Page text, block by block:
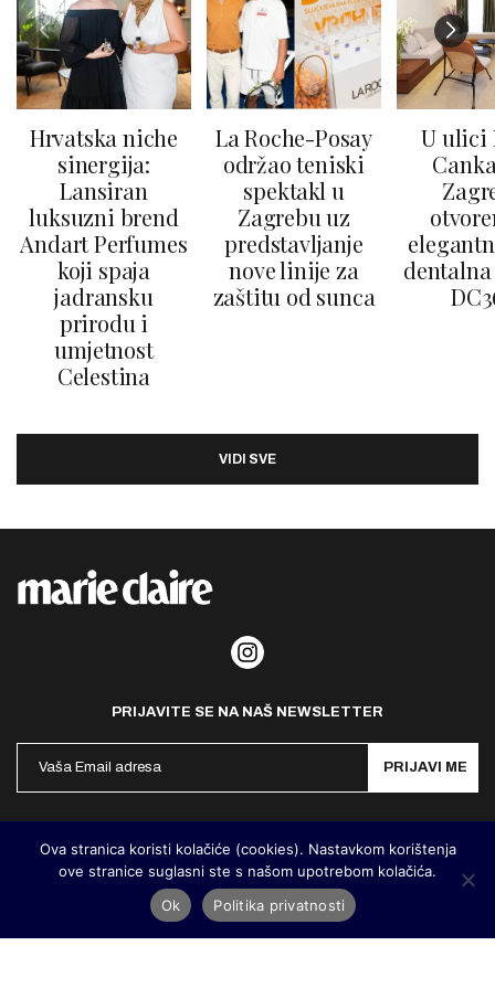
Hrvatska niche
sinergija:
Lansiran
luksuzni brend
Andart Perfumes
koji spaja
jadransku
prirodu i
umjetnost
Celestina
La Roche-Posay
održao teniski
spektakl u
Zagrebu uz
predstavljanje
nove linije za
zaštitu od sunca
U ulici
VIDI SVE
PRIJAVITE SE NA NAŠ NEWSLETTER
PRIJAVI ME
MarieClaire Hrvatska 2026. Designed and developed by Cubes
Ova stranica koristi kolačiće (cookies). Nastavkom korištenja
ove stranice suglasni ste s našom upotrebom kolačića.
Ok
Politika privatnosti